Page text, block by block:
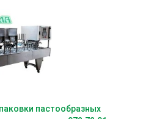
пастообразных